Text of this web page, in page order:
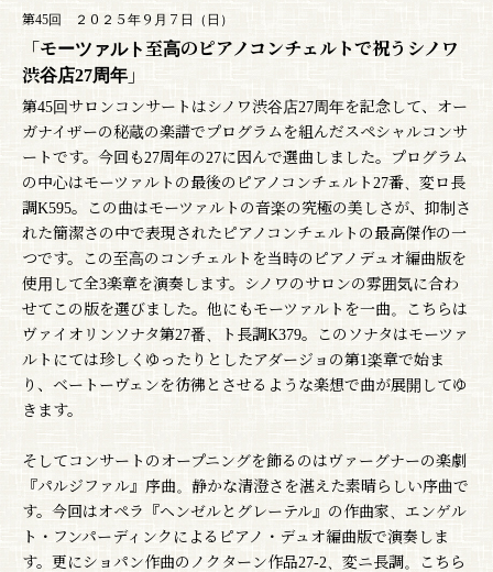
第45回 ２０２５年９月７日（日）
「モーツァルト至高のピアノコンチェルトで祝うシノワ
渋谷店27周年」
第45回サロンコンサートはシノワ渋谷店27周年を記念して、オー
ガナイザーの秘蔵の楽譜でプログラムを組んだスペシャルコンサ
ートです。今回も27周年の27に因んで選曲しました。プログラム
の中心はモーツァルトの最後のピアノコンチェルト27番、変ロ長
調K595。この曲はモーツァルトの音楽の究極の美しさが、抑制さ
れた簡潔さの中で表現されたピアノコンチェルトの最高傑作の一
つです。この至高のコンチェルトを当時のピアノデュオ編曲版を
使用して全3楽章を演奏します。シノワのサロンの雰囲気に合わ
せてこの版を選びました。他にもモーツァルトを一曲。こちらは
ヴァイオリンソナタ第27番、ト長調K379。このソナタはモーツァ
ルトにては珍しくゆったりとしたアダージョの第1楽章で始ま
り、ベートーヴェンを彷彿とさせるような楽想で曲が展開してゆ
きます。
そしてコンサートのオープニングを飾るのはヴァーグナーの楽劇
『パルジファル』序曲。静かな清澄さを湛えた素晴らしい序曲で
す。今回はオペラ『ヘンゼルとグレーテル』の作曲家、エンゲル
ト・フンパーディンクによるピアノ・デュオ編曲版で演奏しま
す。更にショパン作曲のノクターン作品27-2、変ニ長調。こちら